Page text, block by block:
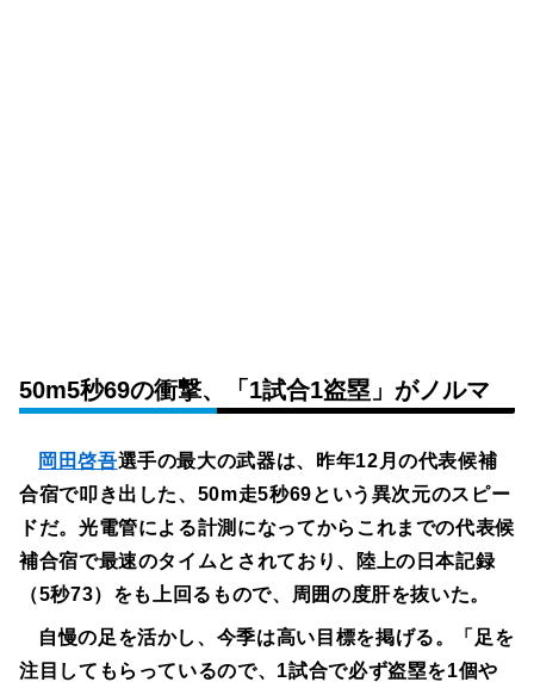
50m5秒69の衝撃、「1試合1盗塁」がノルマ
岡田啓吾選手の最大の武器は、昨年12月の代表候補
合宿で叩き出した、50m走5秒69という異次元のスピー
ドだ。光電管による計測になってからこれまでの代表候
補合宿で最速のタイムとされており、陸上の日本記録
（5秒73）をも上回るもので、周囲の度肝を抜いた。
自慢の足を活かし、今季は高い目標を掲げる。「足を
注目してもらっているので、1試合で必ず盗塁を1個や